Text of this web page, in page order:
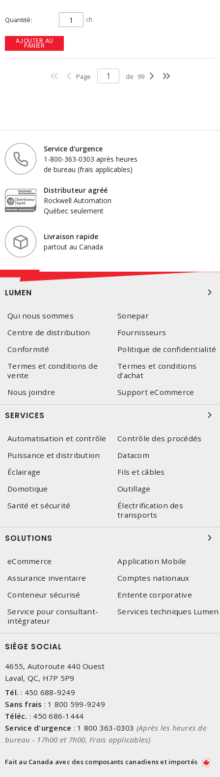
Quantité ch
AJOUTER AU
PANIER
Page de 99
Service d'urgence
1-800-363-0303 après heures
de bureau (frais applicables)
Distributeur agréé
Rockwell Automation
Québec seulement
Livraison rapide
partout au Canada
LUMEN
Qui nous sommes
Sonepar
Centre de distribution
Fournisseurs
Conformité
Politique de confidentialité
Termes et conditions de
vente
Termes et conditions
d'achat
Nous joindre
Support eCommerce
SERVICES
Automatisation et contrôle
Contrôle des procédés
Puissance et distribution
Datacom
Éclairage
Fils et câbles
Domotique
Outillage
Santé et sécurité
Électrification des
transports
SOLUTIONS
eCommerce
Application Mobile
Assurance inventaire
Comptes nationaux
Conteneur sécurisé
Entente corporative
Service pour consultant-
intégrateur
Services techniques Lumen
SIÈGE SOCIAL
4655, Autoroute 440 Ouest
Laval, QC, H7P 5P9
Tél. : 450 688-9249
Sans frais : 1 800 599-9249
Téléc. : 450 686-1444
Service d'urgence : 1 800 363-0303 (Après les heures de
bureau - 17h00 et 7h00, Frais applicables)
Fait au Canada avec des composants canadiens et importés